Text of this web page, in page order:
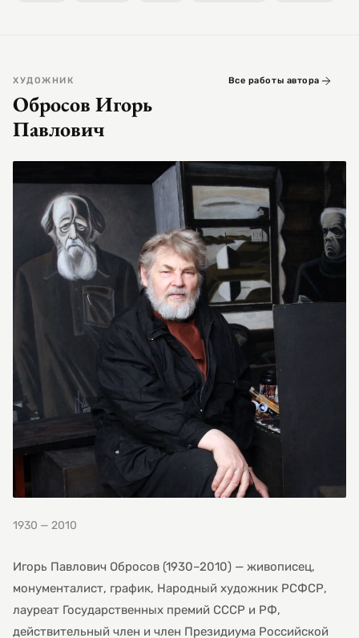
ХУДОЖНИК
Обросов Игорь
Павлович
Все работы автора
1930 — 2010
Игорь Павлович Обросов (1930–2010) — живописец,
монументалист, график, Народный художник РСФСР,
лауреат Государственных премий СССР и РФ,
действительный член и член Президиума Российской